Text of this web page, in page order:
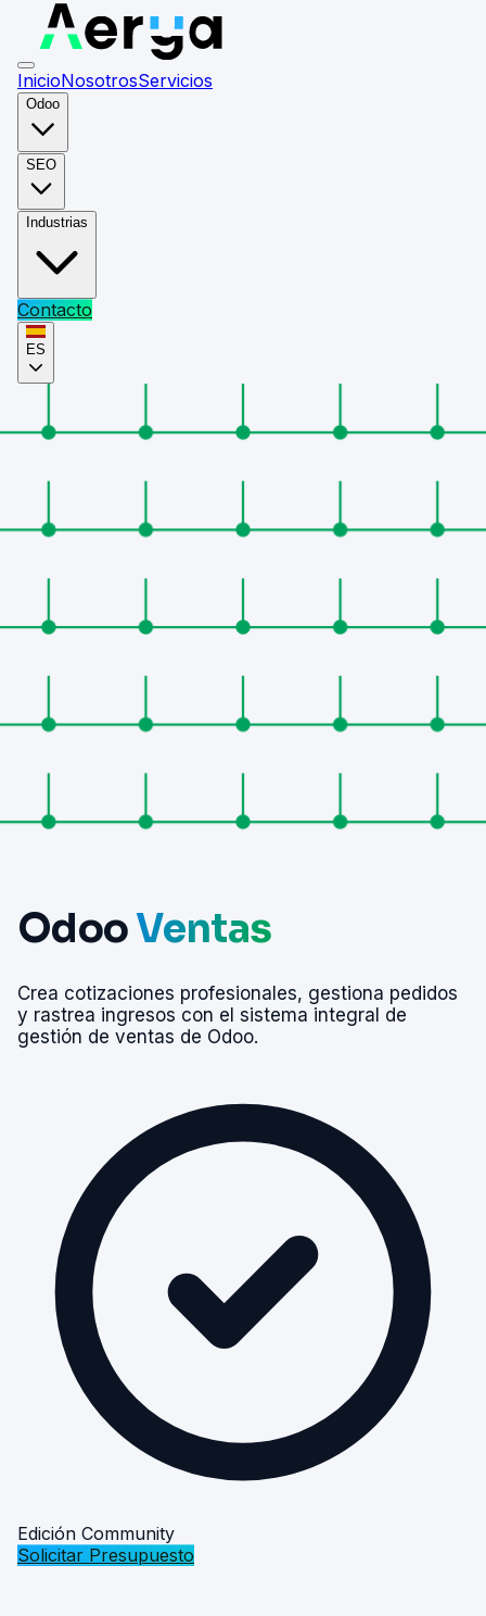
InicioNosotrosServicios
Odoo
SEO
Industrias
Contacto
ES
OdooVentas
Crea cotizaciones profesionales, gestiona pedidos
y rastrea ingresos con el sistema integral de
gestión de ventas de Odoo.
Edición Community
Solicitar Presupuesto